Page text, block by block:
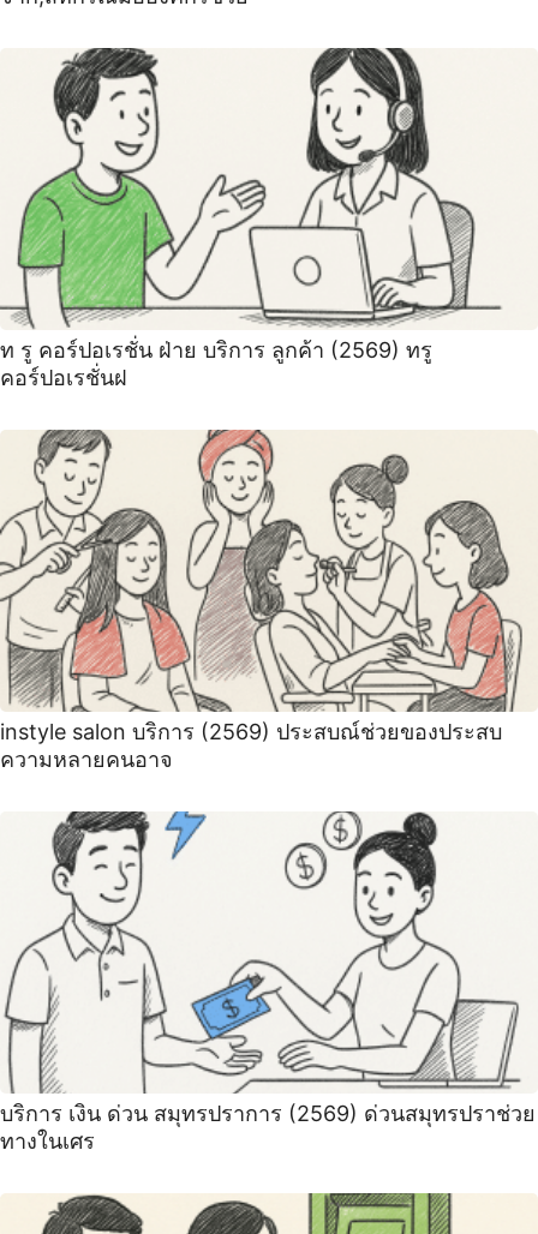
ท รู คอร์ปอเรชั่น ฝ่าย บริการ ลูกค้า (2569) ทรู
คอร์ปอเรชั่นฝ
instyle salon บริการ (2569) ประสบณ์ช่วยของประสบ
ความหลายคนอาจ
บริการ เงิน ด่วน สมุทรปราการ (2569) ด่วนสมุทรปราช่วย
ทางในเศร